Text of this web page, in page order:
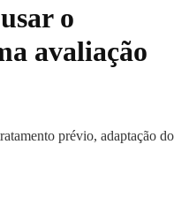
o
avaliação
prévio, adaptação do